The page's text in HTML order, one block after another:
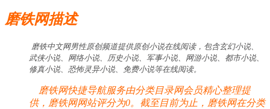
磨铁网描述
磨铁中文网男性原创频道提供原创小说在线阅读，包含玄幻小说、
武侠小说、网络小说、历史小说、军事小说、网游小说、都市小说、
修真小说、恐怖灵异小说、免费小说等在线阅读。
磨铁网快捷导航服务由分类目录网会员精心整理提
供，磨铁网网站评分为0。截至目前为止，磨铁网在分类